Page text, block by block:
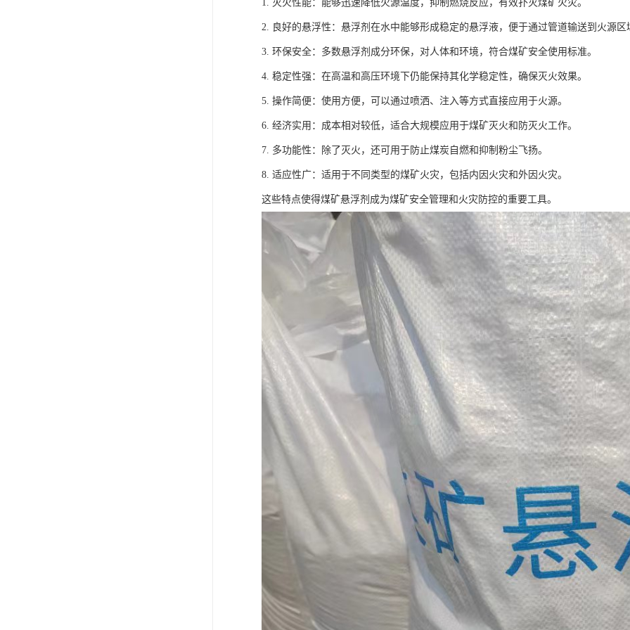
1. 灭火性能：能够迅速降低火源温度，抑制燃烧反应，有效扑灭煤矿火灾。
2. 良好的悬浮性：悬浮剂在水中能够形成稳定的悬浮液，便于通过管道输送到火源区
3. 环保安全：多数悬浮剂成分环保，对人体和环境，符合煤矿安全使用标准。
4. 稳定性强：在高温和高压环境下仍能保持其化学稳定性，确保灭火效果。
5. 操作简便：使用方便，可以通过喷洒、注入等方式直接应用于火源。
6. 经济实用：成本相对较低，适合大规模应用于煤矿灭火和防灭火工作。
7. 多功能性：除了灭火，还可用于防止煤炭自燃和抑制粉尘飞扬。
8. 适应性广：适用于不同类型的煤矿火灾，包括内因火灾和外因火灾。
这些特点使得煤矿悬浮剂成为煤矿安全管理和火灾防控的重要工具。